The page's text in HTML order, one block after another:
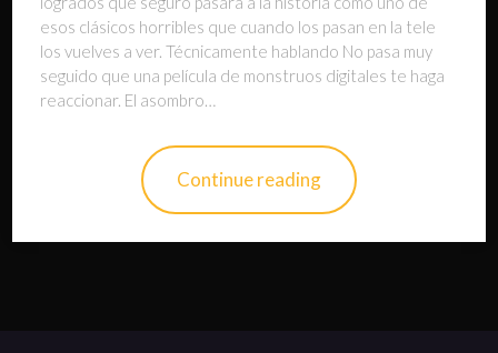
esos clásicos horribles que cuando los pasan en la tele
los vuelves a ver. Técnicamente hablando No pasa muy
seguido que una película de monstruos digitales te haga
reaccionar. El asombro…
Continue reading